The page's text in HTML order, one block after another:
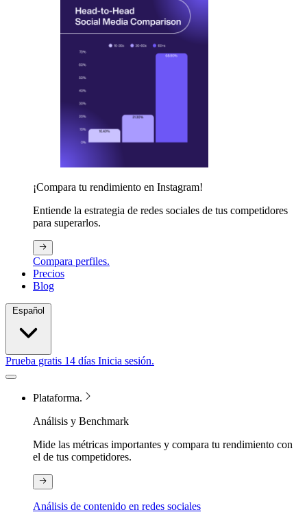
¡Compara tu rendimiento en Instagram!
Entiende la estrategia de redes sociales de tus competidores
para superarlos.
Compara perfiles.
Precios
Blog
Prueba gratis 14 días Inicia sesión.
Plataforma.
Análisis y Benchmark
Mide las métricas importantes y compara tu rendimiento con
el de tus competidores.
Análisis de contenido en redes sociales